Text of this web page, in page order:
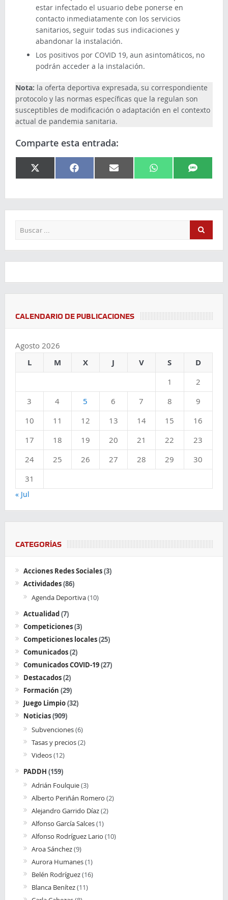
estar infectado el usuario debe ponerse en
contacto inmediatamente con los servicios
sanitarios, seguir todas sus indicaciones y
abandonar la instalación.
Los positivos por COVID 19, aun asintomáticos, no
podrán acceder a la instalación.
Nota: la oferta deportiva expresada, su correspondiente
protocolo y las normas específicas que la regulan son
susceptibles de modificación o adaptación en el contexto
actual de pandemia sanitaria.
Comparte esta entrada:
X
(Twitter)
Facebook Email WhatsApp SMS
CALENDARIO DE PUBLICACIONES
Agosto 2026
L M X J V S D
1
2
3
4 5 6 7 8
9
10
11 12 13 14 15
16
17
18 19 20 21 22
23
24
25 26 27 28 29
30
31
« Jul
CATEGORÍAS
Acciones Redes Sociales(3)
Actividades(86)
Agenda Deportiva(10)
Actualidad(7)
Competiciones(3)
Competiciones locales(25)
Comunicados(2)
Comunicados COVID-19(27)
Destacados(2)
Formación (29)
Juego Limpio(32)
Noticias(909)
Subvenciones(6)
Tasas y precios(2)
Videos(12)
PADDH (159)
Adrián Foulquie(3)
Alberto Periñán Romero (2)
Alejandro Garrido Díaz(2)
Alfonso García Salces(1)
Alfonso Rodríguez Lario (10)
Aroa Sánchez(9)
Aurora Humanes(1)
Belén Rodríguez(16)
Blanca Benítez(11)